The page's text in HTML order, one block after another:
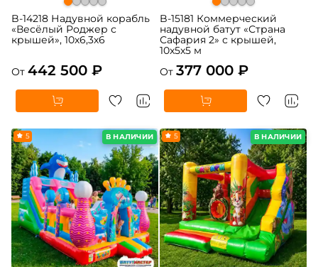
B-14218 Надувной корабль
«Весёлый Роджер с
крышей», 10х6,3х6
От 442 500 ₽
B-15181 Коммерческий
надувной батут «Страна
Сафария 2» с крышей,
10x5x5 м
От 377 000 ₽
В НАЛИЧИИ
5 В НАЛИЧИИ
5